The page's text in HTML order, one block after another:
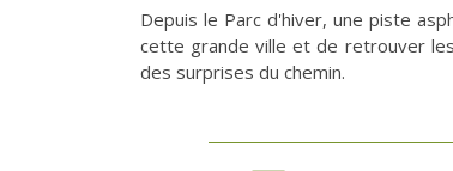
Depuis le Parc d'hiver, une piste
cette grande ville et de retrouver
des surprises du chemin.